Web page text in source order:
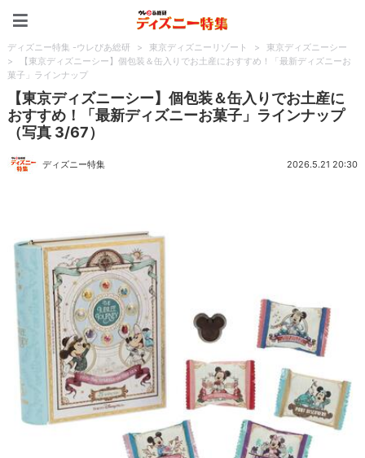
ディズニー特集 -ウレぴあ総研 > 東京ディズニーリゾート >
東京ディズニーシー
>
【東京ディズニーシー】個包装＆缶入りでお土産におすすめ！「最新ディズニーお
菓子」ラインナップ
【東京ディズニーシー】個包装＆缶入りでお土産に
おすすめ！「最新ディズニーお菓子」ラインナップ
（写真 3/67）
ディズニー特集 2026.5.21 20:30